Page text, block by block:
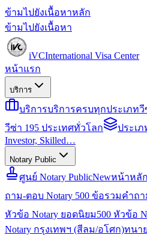
ข้ามไปยังเนื้อหาหลัก
ข้ามไปยังเนื้อหา
iVCInternational Visa Center
หน้าแรก
บริการ
บริการบริการครบทุกประเภทวี
วีซ่า 195 ประเทศทั่วโลก
ประเ
Investor, Skilled…
Notary Public
ศูนย์ Notary PublicNewหน้าหลั
ถาม-ตอบ Notary 500 ข้อรวมคำถา
หัวข้อ Notary ยอดนิยม500 หัวข้อ
Notary กรุงเทพฯ (สีลม/อโศก)ทนา